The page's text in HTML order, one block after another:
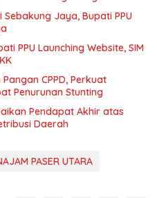
Jaya, Bupati PPU
PPU Launching Website, SIM
CPPD, Perkuat
Penurunan Stunting
Pendapat Akhir atas
Daerah
PASER UTARA